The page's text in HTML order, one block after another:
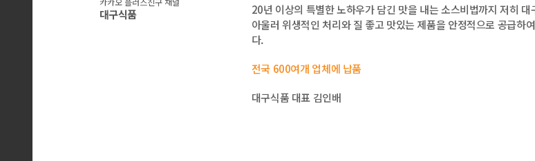
대구식품
20년 이상의 특별한 노하우가 담긴 맛을 내는 소스비법까지 저히
아울러 위생적인 처리와 질 좋고 맛있는 제품을 안정적으로 공급하
다.
전국 600여개 업체에 납품
대구식품 대표 김인배